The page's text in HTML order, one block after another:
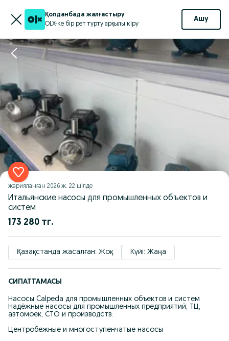
Қолданбада жалғастыру
OLX-ке бір рет түрту арқылы кіру
Ашу
жарияланған 2026 ж. 22 шілде
Итальянские насосы для промышленных объектов и
систем
173 280 тг.
Қазақстанда жасалған: Жоқ Күйі: Жаңа
СИПАТТАМАСЫ
Насосы Calpeda для промышленных объектов и систем
Надёжные насосы для промышленных предприятий, ТЦ,
автомоек, СТО и производств:
Центробежные и многоступенчатые насосы